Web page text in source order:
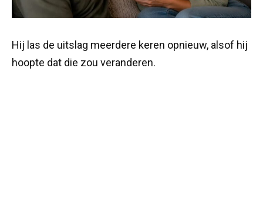
Hij las de uitslag meerdere keren opnieuw, alsof hij
hoopte dat die zou veranderen.